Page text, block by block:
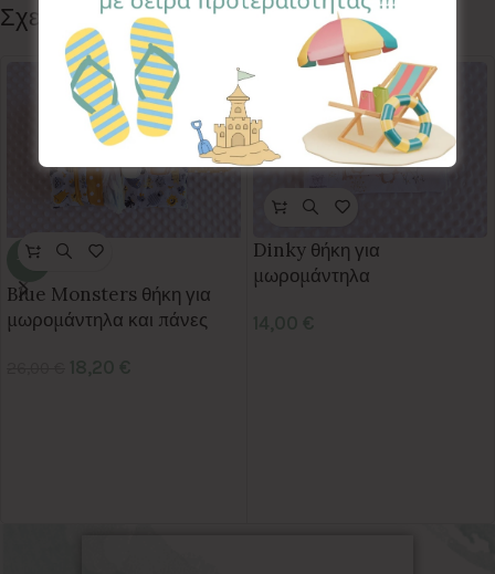
Σχετικά προϊόντα
-30%
Blue Monsters θήκη για
μωρομάντηλα και πάνες
Dinky θήκη για
μωρομάντηλα